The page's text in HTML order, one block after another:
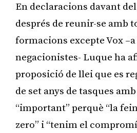
En declaracions davant
després de reunir-se amb
formacions excepte Vox
negacionistes- Luque ha
proposició de llei que es
de set anys de tasques
“important” perquè “la
zero” i “tenim el